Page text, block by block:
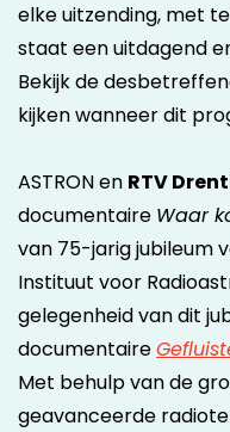
elke uitzending, met
staat een uitdagend
Bekijk de
kijken wanneer dit
ASTRON en RTV
documentaire Waar
van 75-jarig jubileum
Instituut voor
gelegenheid van dit
documentaire
Met behulp van de
geavanceerde